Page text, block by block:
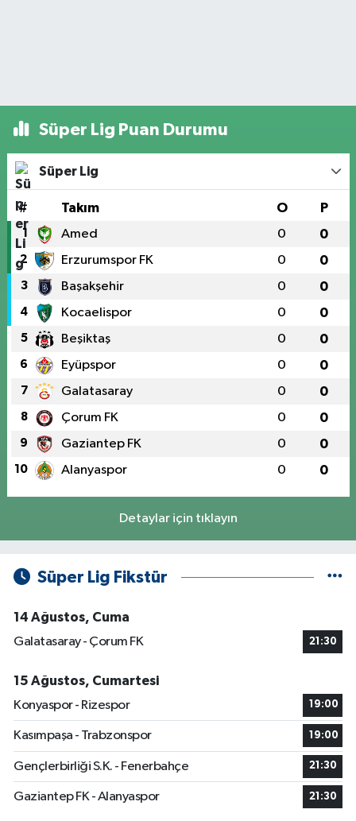
Süper Lig Puan Durumu
Süper Lig
# Takım O P
1 Amed 0 0
2 Erzurumspor FK 0 0
3 Başakşehir 0 0
4 Kocaelispor 0 0
5 Beşiktaş 0 0
6 Eyüpspor 0 0
7 Galatasaray 0 0
8 Çorum FK 0 0
9 Gaziantep FK 0 0
10 Alanyaspor 0 0
Detaylar için tıklayın
Süper Lig Fikstür
14 Ağustos, Cuma
Galatasaray - Çorum FK
21:30
15 Ağustos, Cumartesi
Konyaspor - Rizespor
19:00
Kasımpaşa - Trabzonspor 19:00
Gençlerbirliği S.K. - Fenerbahçe 21:30
Gaziantep FK - Alanyaspor 21:30